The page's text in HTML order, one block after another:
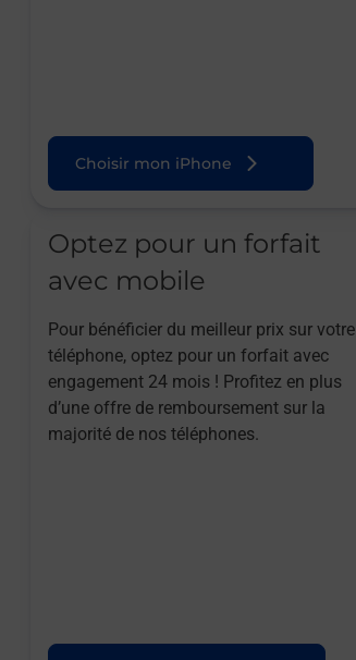
Choisir mon iPhone
Optez pour un forfait
avec mobile
Pour bénéficier du meilleur prix sur votre
téléphone, optez pour un forfait avec
engagement 24 mois ! Profitez en plus
d’une offre de remboursement sur la
majorité de nos téléphones.